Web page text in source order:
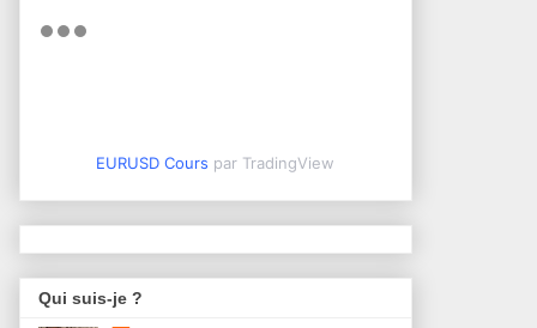
EURUSD Cours par TradingView
Qui suis-je ?